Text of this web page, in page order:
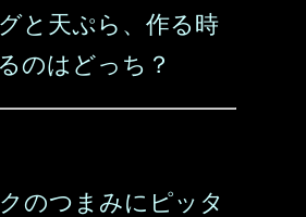
と天ぷら、作る時
のはどっち？
のつまみにピッタ